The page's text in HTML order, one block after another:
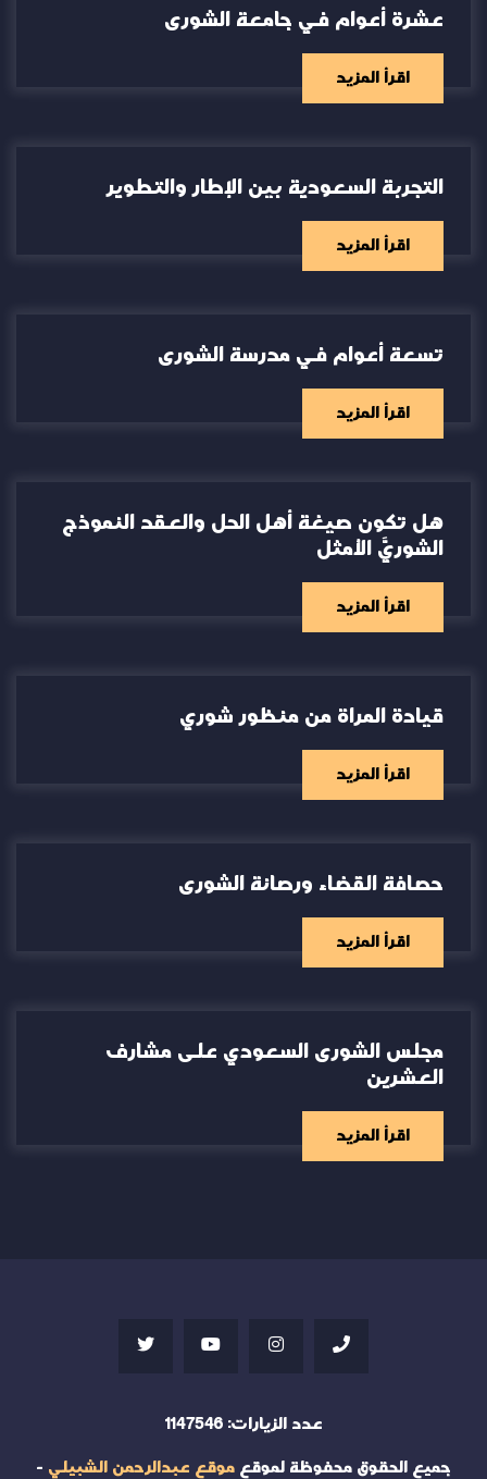
عشرة أعوام في جامعة الشورى
اقرأ المزيد
التجربة السعودية بين الإطار والتطوير
اقرأ المزيد
تسعة أعوام في مدرسة الشورى
اقرأ المزيد
هل تكون صيغة أهل الحل والعقد النموذج
الشوريَّ الأمثل
اقرأ المزيد
قيادة المراة من منظور شوري
اقرأ المزيد
حصافة القضاء ورصانة الشورى
اقرأ المزيد
مجلس الشورى السعودي على مشارف
العشرين
اقرأ المزيد
عدد الزيارات: 1147546
جميع الحقوق محفوظة لموقعموقع عبدالرحمن الشبيلي -